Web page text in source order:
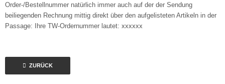
Order-/Bestellnummer natürlich immer auch auf der der Sendung
beiliegenden Rechnung mittig direkt über den aufgelisteten Artikeln in der
Passage: Ihre TW-Ordernummer lautet: xxxxxx
ZURÜCK